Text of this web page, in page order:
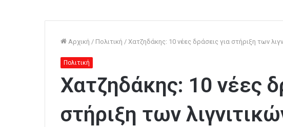
Αρχική / Πολιτική / Χατζηδάκης: 10 νέες δράσεις για στήριξη των
Πολιτική
Χατζηδάκης: 10 νέες
στήριξη των